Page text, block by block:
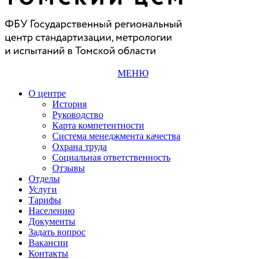
МЕНЮ
О центре
История
Руководство
Карта компетентности
Система менеджмента качества
Охрана труда
Социальная ответственность
Отзывы
Отделы
Услуги
Тарифы
Населению
Документы
Задать вопрос
Вакансии
Контакты